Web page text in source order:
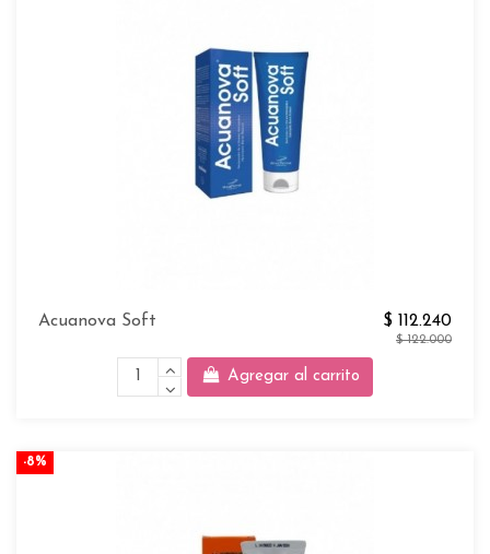
Acuanova Soft $ 112.240
$ 122.000
Agregar al carrito
-8%